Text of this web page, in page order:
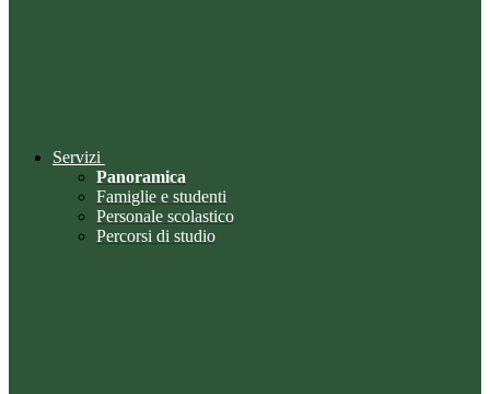
Servizi
Panoramica
Famiglie e studenti
Personale scolastico
Percorsi di studio